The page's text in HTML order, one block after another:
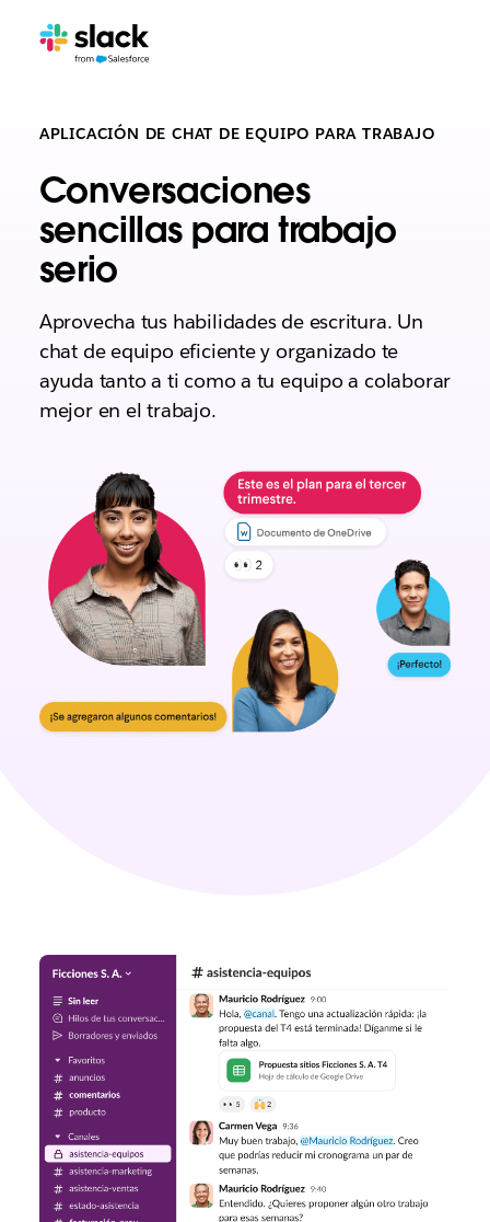
APLICACIÓN DE CHAT DE EQUIPO PARA TRABAJO
Conversaciones
sencillas para trabajo
serio
Aprovecha tus habilidades de escritura. Un
chat de equipo eficiente y organizado te
ayuda tanto a ti como a tu equipo a colaborar
mejor en el trabajo.